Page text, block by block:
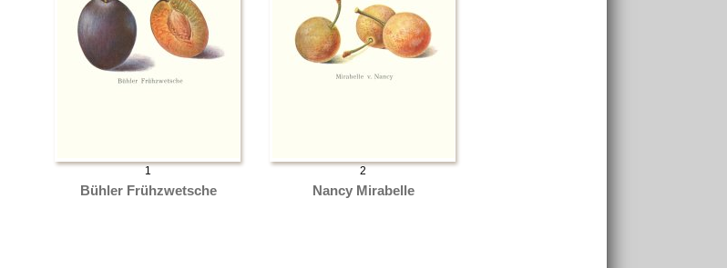
1
Bühler Frühzwetsche
2
Nancy Mirabelle